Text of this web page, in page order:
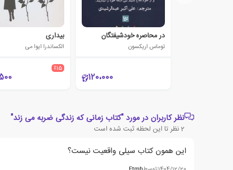
در محاصره خودشیفتگان
توماس اریکسون
120،000
بیداری
الکساندرا ایوا می
٪15
نظر کاربران در مورد "کتاب زمانی که زندگی ضربه می زند"
2نظر تا این لحظه ثبت شده است
این همون کتاب سیلی واقعیت نیست؟